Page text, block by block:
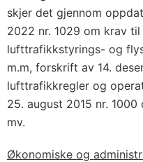
skjer det gjennom
2022 nr. 1029 om krav
lufttrafikkstyrings- og
m.m, forskrift av 14.
lufttrafikkregler og
25. august 2015 nr.
mv.
Økonomiske og